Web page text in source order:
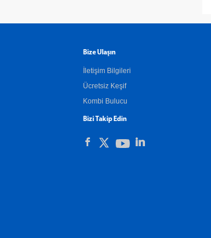
Bize Ulaşın
İletişim Bilgileri
Ücretsiz Keşif
Kombi Bulucu
Bizi Takip Edin